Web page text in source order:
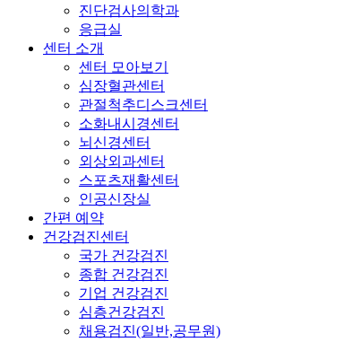
진단검사의학과
응급실
센터 소개
센터 모아보기
심장혈관센터
관절척추디스크센터
소화내시경센터
뇌신경센터
외상외과센터
스포츠재활센터
인공신장실
간편 예약
건강검진센터
국가 건강검진
종합 건강검진
기업 건강검진
심층건강검진
채용검진(일반,공무원)